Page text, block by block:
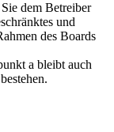
dem Betreiber
und
des Boards
a bleibt auch